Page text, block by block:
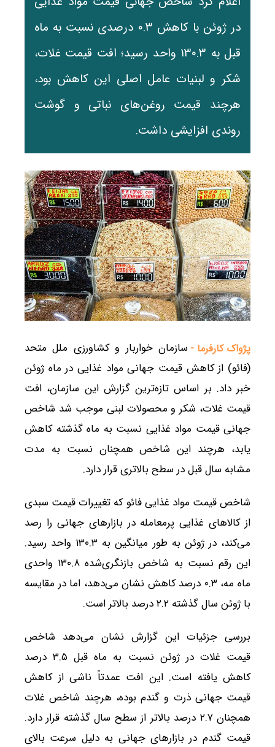
در ژوئن با کاهش ۰.۳ درصدی نسبت به ماه
قبل به ۱۳۰.۳ واحد رسید؛ افت قیمت غلات،
شکر و لبنیات عامل اصلی این کاهش بود،
هرچند قیمت روغن‌های نباتی و گوشت
روندی افزایشی داشت.
پژواک کارفرما - سازمان خواربار و کشاورزی ملل متحد
(فائو) از کاهش قیمت جهانی مواد غذایی در ماه ژوئن
خبر داد. بر اساس تازه‌ترین گزارش این سازمان، افت
قیمت غلات، شکر و محصولات لبنی موجب شد شاخص
جهانی قیمت مواد غذایی نسبت به ماه گذشته کاهش
یابد، هرچند این شاخص همچنان نسبت به مدت
مشابه سال قبل در سطح بالاتری قرار دارد.
شاخص قیمت مواد غذایی فائو که تغییرات قیمت سبدی
از کالاهای غذایی پرمعامله در بازارهای جهانی را رصد
می‌کند، در ژوئن به طور میانگین به ۱۳۰.۳ واحد رسید.
این رقم نسبت به شاخص بازنگری‌شده ۱۳۰.۸ واحدی
ماه مه، ۰.۳ درصد کاهش نشان می‌دهد، اما در مقایسه
با ژوئن سال گذشته ۲.۲ درصد بالاتر است.
بررسی جزئیات این گزارش نشان می‌دهد شاخص
قیمت غلات در ژوئن نسبت به ماه قبل ۳.۵ درصد
کاهش یافته است. این افت عمدتاً ناشی از کاهش
قیمت جهانی ذرت و گندم بوده، هرچند شاخص غلات
همچنان ۲.۷ درصد بالاتر از سطح سال گذشته قرار دارد.
قیمت گندم در بازارهای جهانی به دلیل سرعت بالای